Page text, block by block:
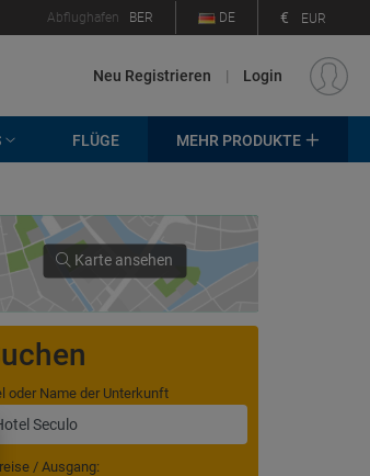
Abflughafen BER DE € EUR
Neu Registrieren | Login
FLÜGE MEHR PRODUKTE
Karte ansehen
oder Name der Unterkunft
/ Ausgang: